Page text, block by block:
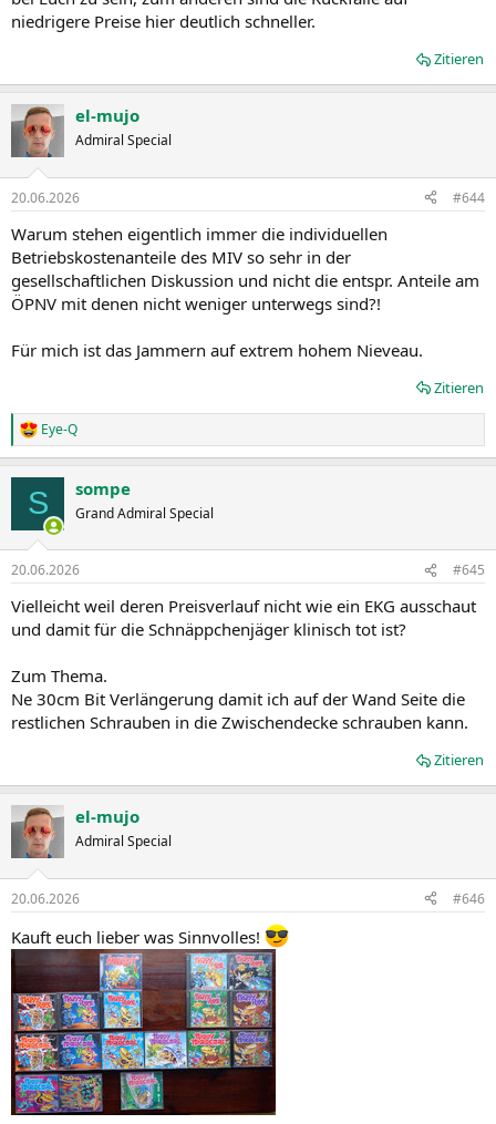
niedrigere Preise hier deutlich schneller.
Zitieren
el-mujo
Admiral Special
20.06.2026 #644
Warum stehen eigentlich immer die individuellen
Betriebskostenanteile des MIV so sehr in der
gesellschaftlichen Diskussion und nicht die entspr. Anteile am
ÖPNV mit denen nicht weniger unterwegs sind?!
Für mich ist das Jammern auf extrem hohem Nieveau.
Zitieren
R
e
e
:
Eye-Q
S sompe
Grand Admiral Special
20.06.2026 #645
Vielleicht weil deren Preisverlauf nicht wie ein EKG ausschaut
und damit für die Schnäppchenjäger klinisch tot ist?
Zum Thema.
Ne 30cm Bit Verlängerung damit ich auf der Wand Seite die
restlichen Schrauben in die Zwischendecke schrauben kann.
Zitieren
el-mujo
Admiral Special
20.06.2026 #646
Kauft euch lieber was Sinnvolles!